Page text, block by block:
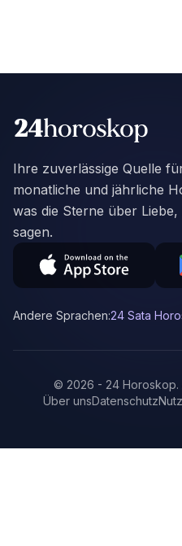
Ihre zuverlässige Quelle
monatliche und jährliche
was die Sterne über
sagen.
Andere Sprachen:24 Sata
© 2026 - 24 Horoskop.
Über unsDatenschutz